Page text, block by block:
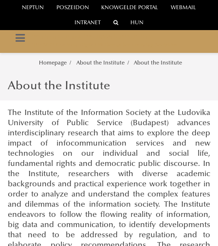
WEBMAIL
NEPTUN POSZEIDON KNOWGELDE PORTAL
INTRANET HUN
Homepage About the Institute About the Institute
About the Institute
The Institute of the Information Society at the Ludovika
University of Public Service (Budapest) advances
interdisciplinary research that aims to explore the deep
impact of infocommunication services and new
technologies on our individual and social life,
fundamental rights and democratic public discourse. In
the Institute, researchers with diverse academic
backgrounds and practical experience work together in
order to analyze and understand the complex features
and dilemmas of the information society. The Institute
endeavors to follow the flowing reality of information,
big data and communication, to identify developments
that need to be addressed by regulation, and to